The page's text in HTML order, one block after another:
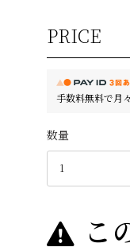
PRICE
手数料無料で月
数量
こ